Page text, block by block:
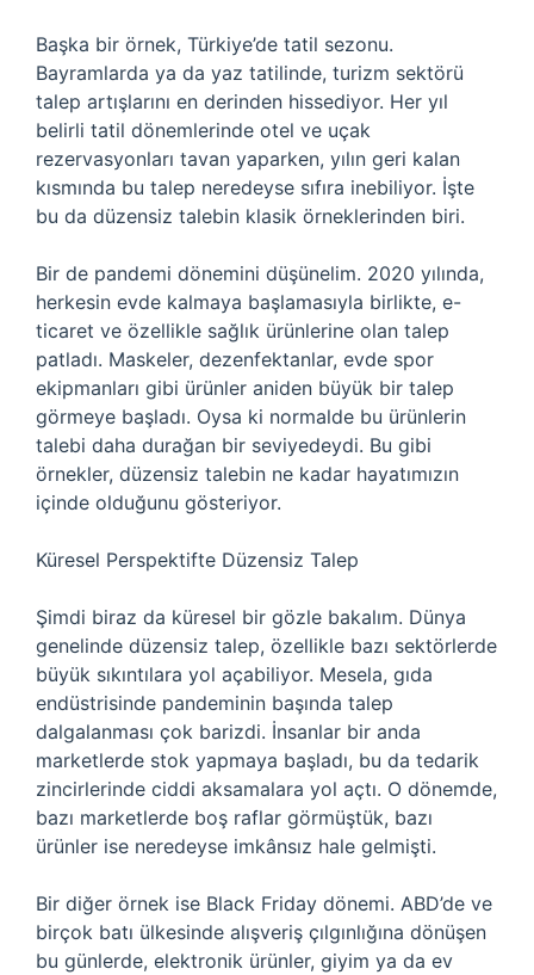
Başka bir örnek, Türkiye’de tatil sezonu.
Bayramlarda ya da yaz tatilinde, turizm sektörü
talep artışlarını en derinden hissediyor. Her yıl
belirli tatil dönemlerinde otel ve uçak
rezervasyonları tavan yaparken, yılın geri kalan
kısmında bu talep neredeyse sıfıra inebiliyor. İşte
bu da düzensiz talebin klasik örneklerinden biri.
Bir de pandemi dönemini düşünelim. 2020 yılında,
herkesin evde kalmaya başlamasıyla birlikte, e-
ticaret ve özellikle sağlık ürünlerine olan talep
patladı. Maskeler, dezenfektanlar, evde spor
ekipmanları gibi ürünler aniden büyük bir talep
görmeye başladı. Oysa ki normalde bu ürünlerin
talebi daha durağan bir seviyedeydi. Bu gibi
örnekler, düzensiz talebin ne kadar hayatımızın
içinde olduğunu gösteriyor.
Küresel Perspektifte Düzensiz Talep
Şimdi biraz da küresel bir gözle bakalım. Dünya
genelinde düzensiz talep, özellikle bazı sektörlerde
büyük sıkıntılara yol açabiliyor. Mesela, gıda
endüstrisinde pandeminin başında talep
dalgalanması çok barizdi. İnsanlar bir anda
marketlerde stok yapmaya başladı, bu da tedarik
zincirlerinde ciddi aksamalara yol açtı. O dönemde,
bazı marketlerde boş raflar görmüştük, bazı
ürünler ise neredeyse imkânsız hale gelmişti.
Bir diğer örnek ise Black Friday dönemi. ABD’de ve
birçok batı ülkesinde alışveriş çılgınlığına dönüşen
bu günlerde, elektronik ürünler, giyim ya da ev